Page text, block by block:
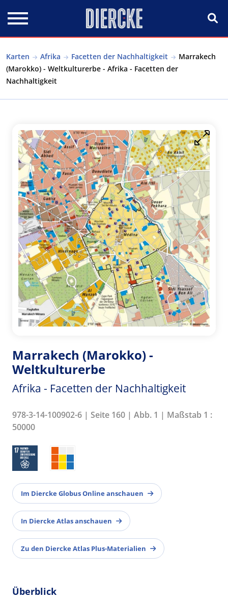
Karten Afrika Facetten der Nachhaltigkeit
Marrakech
(Marokko) - Weltkulturerbe - Afrika - Facetten der
Nachhaltigkeit
Marrakech (Marokko) -
Weltkulturerbe
Afrika - Facetten der Nachhaltigkeit
978-3-14-100902-6 | Seite 160 | Abb. 1 | Maßstab 1 :
50000
Im Diercke Globus Online anschauen
In Diercke Atlas anschauen
Zu den Diercke Atlas Plus-Materialien
Überblick